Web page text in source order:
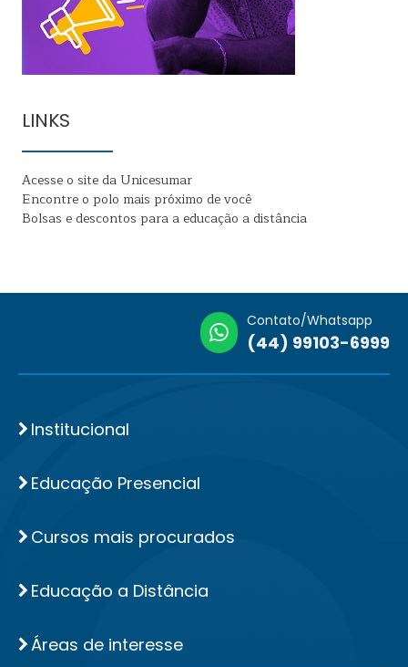
LINKS
Acesse o site da Unicesumar
Encontre o polo mais próximo de você
Bolsas e descontos para a educação a distância
Contato/Whatsapp
(44) 99103-6999
Institucional
Educação Presencial
Cursos mais procurados
Educação a Distância
Áreas de interesse